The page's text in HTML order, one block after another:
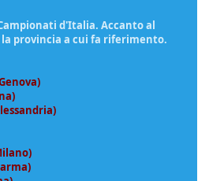
d'Italia. Accanto al
provincia a cui fa riferimento.